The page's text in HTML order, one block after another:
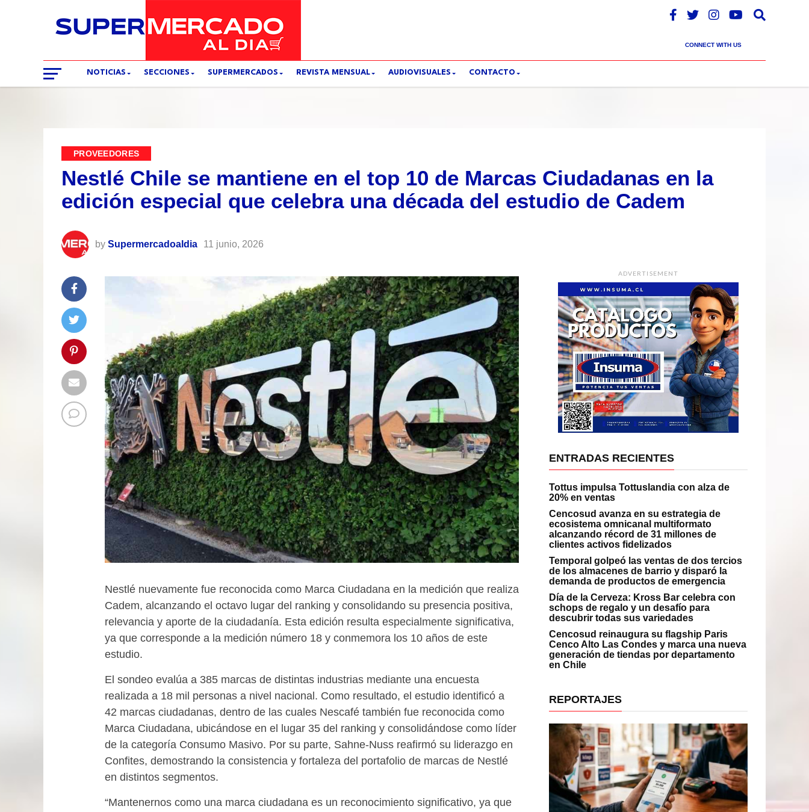
CONNECT WITH US
NOTICIAS SECCIONES SUPERMERCADOS REVISTA MENSUAL AUDIOVISUALES CONTACTO
PROVEEDORES
Nestlé Chile se mantiene en el top 10 de Marcas Ciudadanas en la
edición especial que celebra una década del estudio de Cadem
by Supermercadoaldia 11 junio, 2026
Nestlé nuevamente fue reconocida como Marca Ciudadana en la medición que realiza
Cadem, alcanzando el octavo lugar del ranking y consolidando su presencia positiva,
relevancia y aporte de la ciudadanía. Esta edición resulta especialmente significativa,
ya que corresponde a la medición número 18 y conmemora los 10 años de este
estudio.
El sondeo evalúa a 385 marcas de distintas industrias mediante una encuesta
realizada a 18 mil personas a nivel nacional. Como resultado, el estudio identificó a
42 marcas ciudadanas, dentro de las cuales Nescafé también fue reconocida como
Marca Ciudadana, ubicándose en el lugar 35 del ranking y consolidándose como líder
de la categoría Consumo Masivo. Por su parte, Sahne-Nuss reafirmó su liderazgo en
Confites, demostrando la consistencia y fortaleza del portafolio de marcas de Nestlé
en distintos segmentos.
“Mantenernos como una marca ciudadana es un reconocimiento significativo, ya que
ADVERTISEMENT
ENTRADAS RECIENTES
Tottus impulsa Tottuslandia con alza de
20% en ventas
Cencosud avanza en su estrategia de
ecosistema omnicanal multiformato
alcanzando récord de 31 millones de
clientes activos fidelizados
Temporal golpeó las ventas de dos tercios
de los almacenes de barrio y disparó la
demanda de productos de emergencia
Día de la Cerveza: Kross Bar celebra con
schops de regalo y un desafío para
descubrir todas sus variedades
Cencosud reinaugura su flagship Paris
Cenco Alto Las Condes y marca una nueva
generación de tiendas por departamento
en Chile
REPORTAJES